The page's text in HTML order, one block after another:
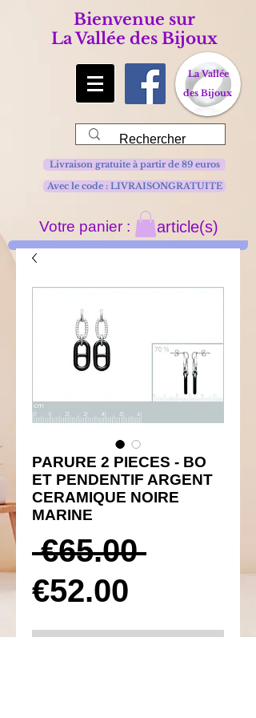
Bienvenue sur
La Vallée des Bijoux
La Vallée
des Bijoux
Avec le code : LIVRAISONGRATUITE
Livraison gratuite à partir de 89 euros
Votre panier : article(s)
PARURE 2 PIECES - BO
ET PENDENTIF ARGENT
CERAMIQUE NOIRE
MARINE
€65.00 Prix
€52.00